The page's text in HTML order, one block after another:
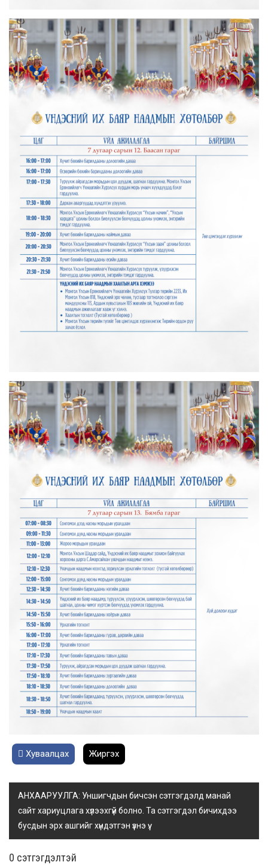
Хуваалцах Жиргэх
АНХААРУУЛГА: Уншигчдын бичсэн сэтгэгдэлд манай
сайт хариуцлага хүлээхгүй болно. Та сэтгэгдэл бичихдээ
бусдын эрх ашгийг хүндэтгэн үзнэ үү.
0 cэтгэгдэлтэй